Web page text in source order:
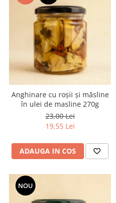
Anghinare cu roșii și măsline
în ulei de masline 270g
23,00 Lei
19,55 Lei
ADAUGA IN COS
NOU